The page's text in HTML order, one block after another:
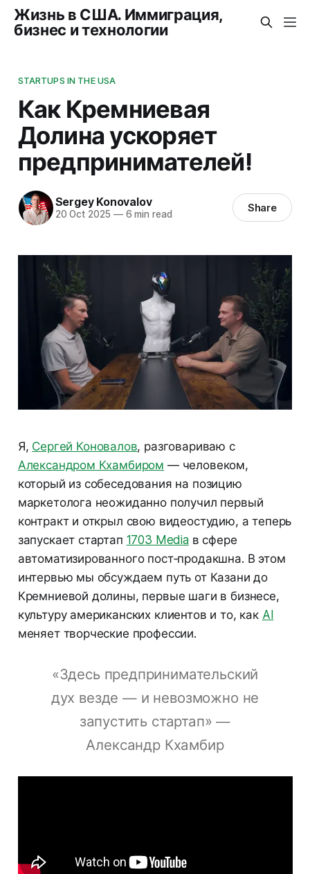
Жизнь в США. Иммиграция,
бизнес и технологии
STARTUPS IN THE USA
Как Кремниевая
Долина ускоряет
предпринимателей!
Sergey Konovalov
20 Oct 2025 —6 min read Share
Я, Сергей Коновалов, разговариваю с
Александром Кхамбиром — человеком,
который из собеседования на позицию
маркетолога неожиданно получил первый
контракт и открыл свою видеостудию, а теперь
запускает стартап 1703 Mediaв сфере
автоматизированного пост‑продакшна. В этом
интервью мы обсуждаем путь от Казани до
Кремниевой долины, первые шаги в бизнесе,
культуру американских клиентов и то, как AI
меняет творческие профессии.
«Здесь предпринимательский
дух везде — и невозможно не
запустить стартап» —
Александр Кхамбир